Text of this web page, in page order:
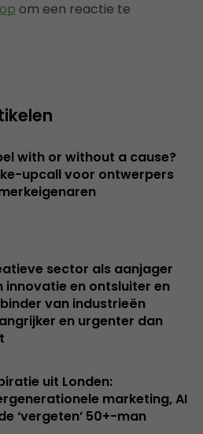
om een reactie te
with or without a cause?
upcall voor ontwerpers
sector als aanjager
innovatie en ontsluiter en
van industrieën
en urgenter dan
uit Londen:
marketing, AI
‘vergeten’ 50+-man